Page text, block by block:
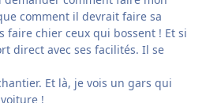
comment il devrait faire sa
faire chier ceux qui bossent ! Et si
direct avec ses facilités. Il se
Et là, je vois un gars qui
!